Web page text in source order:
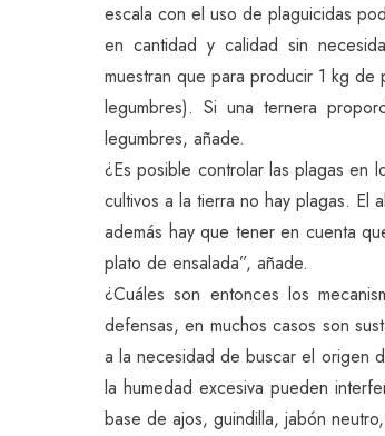
escala con el uso de plaguicidas
en cantidad y calidad sin
muestran que para producir 1 kg
legumbres). Si una ternera
legumbres, añade.
¿Es posible controlar las plagas en
cultivos a la tierra no hay plagas. El
además hay que tener en cuenta
plato de ensalada”, añade.
¿Cuáles son entonces los
defensas, en muchos casos son
a la necesidad de buscar el origen
la humedad excesiva pueden
base de ajos, guindilla, jabón